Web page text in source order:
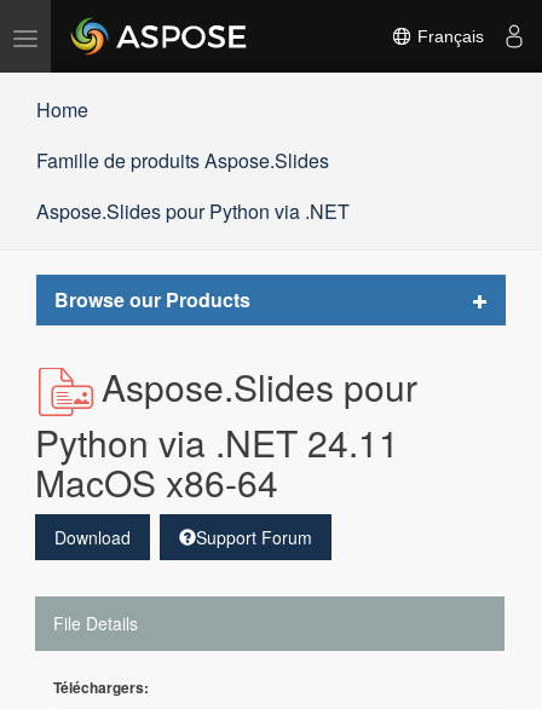
Basculer
Français
Home
Famille de produits Aspose.Slides
Aspose.Slides pour Python via .NET
Browse our Products
Toggle
Aspose.Slides pour
Python via .NET 24.11
MacOS x86-64
Download Support Forum
File Details
Téléchargers: